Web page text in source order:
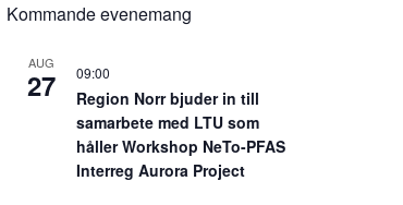
Kommande evenemang
AUG
27 09:00
Region Norr bjuder in till
samarbete med LTU som
håller Workshop NeTo-PFAS
Interreg Aurora Project